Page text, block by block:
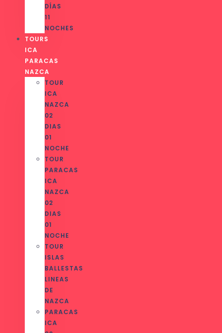
DÍAS
11
NOCHES
TOURS
ICA
PARACAS
NAZCA
TOUR
ICA
NAZCA
02
DIAS
01
NOCHE
TOUR
PARACAS
ICA
NAZCA
02
DIAS
01
NOCHE
TOUR
ISLAS
BALLESTAS
LINEAS
DE
NAZCA
PARACAS
ICA